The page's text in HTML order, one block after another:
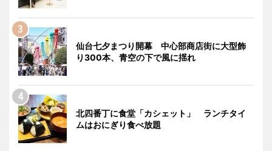
仙台七夕まつり開幕 中心部商店街に大型飾
り300本、青空の下で風に揺れ
北四番丁に食堂「カシェット」 ランチタイ
ムはおにぎり食べ放題